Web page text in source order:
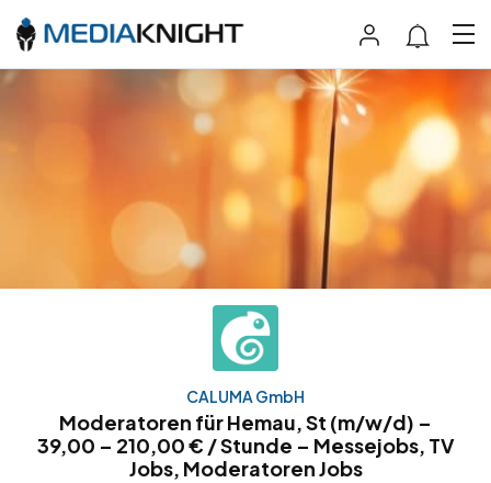
CALUMA GmbH
Moderatoren für Hemau, St (m/w/d) –
39,00 – 210,00 € / Stunde – Messejobs, TV
Jobs, Moderatoren Jobs